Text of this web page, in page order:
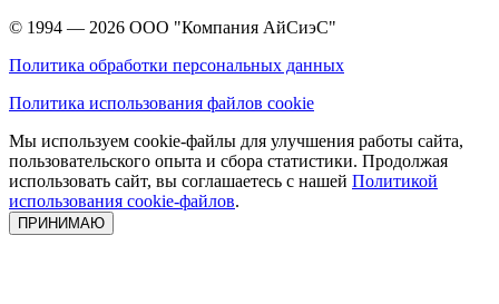
© 1994 — 2026 ООО "Компания АйСиэС"
Политика обработки персональных данных
Политика использования файлов cookie
Мы используем cookie-файлы для улучшения работы сайта,
пользовательского опыта и сбора статистики. Продолжая
использовать сайт, вы соглашаетесь с нашей Политикой
использования cookie-файлов.
ПРИНИМАЮ